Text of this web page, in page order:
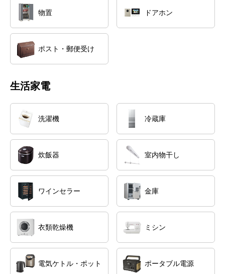
物置 ドアホン
ポスト・郵便受け
生活家電
洗濯機 冷蔵庫
炊飯器 室内物干し
ワインセラー 金庫
衣類乾燥機 ミシン
電気ケトル・ポット ポータブル電源